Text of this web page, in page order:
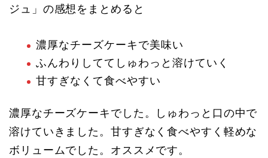
ジュ」の感想をまとめると
濃厚なチーズケーキで美味い
ふんわりしててしゅわっと溶けていく
甘すぎなくて食べやすい
濃厚なチーズケーキでした。しゅわっと口の中で
溶けていきました。甘すぎなく食べやすく軽めな
ボリュームでした。オススメです。